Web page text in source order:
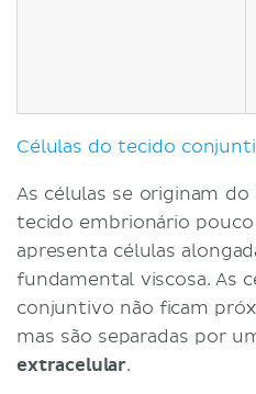
Células do tecido
As células se originam do
tecido embrionário
apresenta células
fundamental viscosa. As
conjuntivo não ficam
mas são separadas por
extracelular.